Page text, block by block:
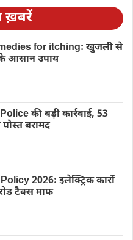
ख़बरें
for itching: खुजली से
आसान उपाय
की बड़ी कार्रवाई, 53
बरामद
2026: इलेक्ट्रिक कारों
टैक्स माफ